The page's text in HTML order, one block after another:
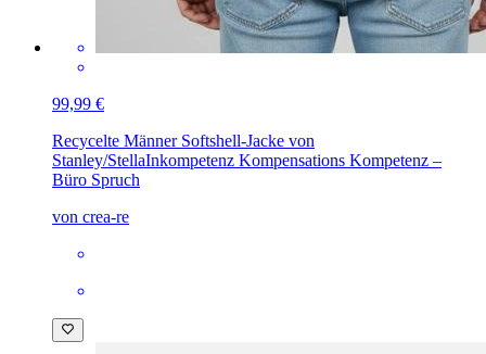
99,99 €
Recycelte Männer Softshell-Jacke von
Stanley/StellaInkompetenz Kompensations Kompetenz –
Büro Spruch
von crea-re